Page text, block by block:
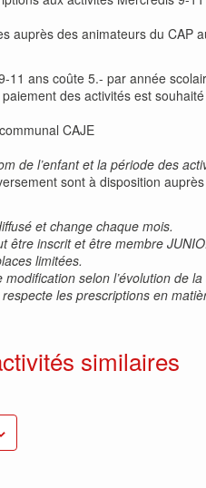
auprès des animateurs du CAP
11 ans coûte 5.- par année
des activités est
CAJE
de l’enfant et la période des
sont à disposition auprès
et change chaque mois.
être inscrit et être membre
limitées.
selon l’évolution de
les prescriptions en
similaires